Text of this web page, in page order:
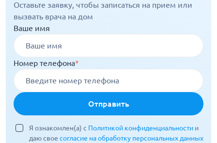
Оставьте заявку, чтобы записаться на прием или
вызвать врача на дом
Ваше имя
Номер телефона*
Отправить
Я ознакомлен(а) с Политикой конфиденциальности и
даю свое согласие на обработку персональных данных